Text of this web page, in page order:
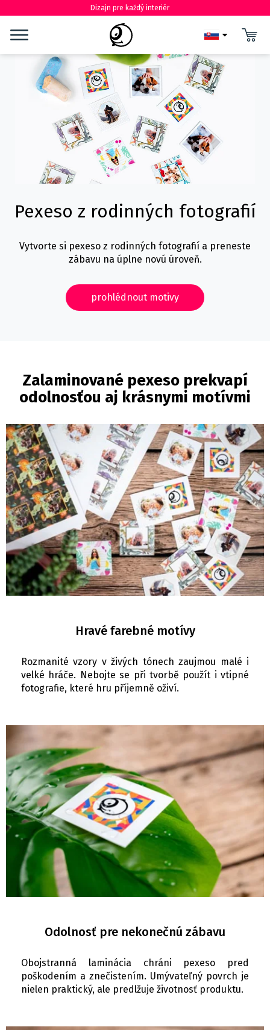
Dizajn pre každý interiér
Pexeso z rodinných fotografií
Vytvorte si pexeso z rodinných fotografií a preneste
zábavu na úplne novú úroveň.
prohlédnout motivy
Zalaminované pexeso prekvapí
odolnosťou aj krásnymi motívmi
Hravé farebné motívy
Rozmanité vzory v živých tónech zaujmou malé i
velké hráče. Nebojte se při tvorbě použít i vtipné
fotografie, které hru příjemně oživí.
Odolnosť pre nekonečnú zábavu
Obojstranná laminácia chráni pexeso pred
poškodením a znečistením. Umývateľný povrch je
nielen praktický, ale predlžuje životnosť produktu.